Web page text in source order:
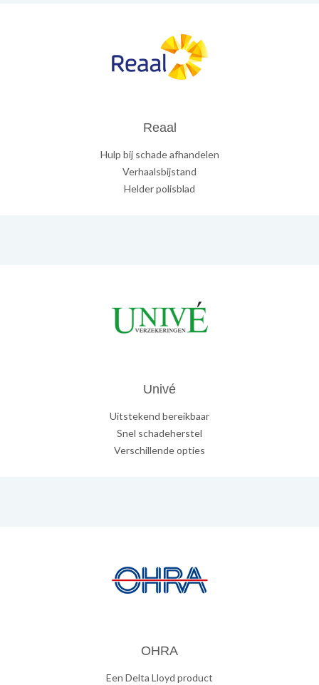
Reaal
Hulp bij schade afhandelen
Verhaalsbijstand
Helder polisblad
Univé
Uitstekend bereikbaar
Snel schadeherstel
Verschillende opties
OHRA
Een Delta Lloyd product